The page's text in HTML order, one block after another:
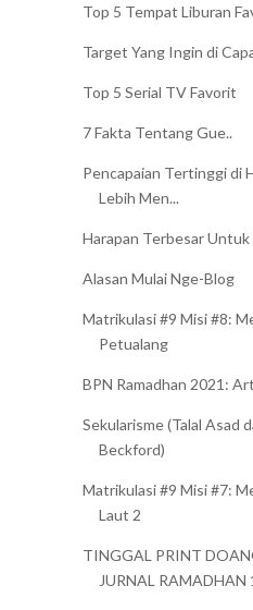
DESCRIBE YOUR
PERSONALITY
Top 5 Tempat Liburan
Target Yang Ingin di
Top 5 Serial TV Favorit
7 Fakta Tentang Gue..
Pencapaian Tertinggi di
Lebih Men...
Harapan Terbesar Untuk
Alasan Mulai Nge-Blog
Matrikulasi #9 Misi #8:
Petualang
BPN Ramadhan 2021:
Sekularisme (Talal Asad
Beckford)
Matrikulasi #9 Misi #7:
Laut 2
TINGGAL PRINT
JURNAL RAMADHAN